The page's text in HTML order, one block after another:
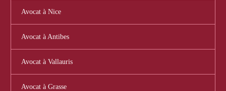
Avocat à Nice
Avocat à Antibes
Avocat à Vallauris
Avocat à Grasse